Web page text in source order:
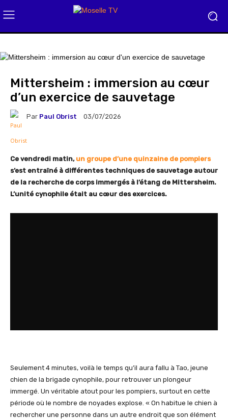
Mittersheim : immersion au cœur
d’un exercice de sauvetage
Par Paul Obrist 03/07/2026
Ce vendredi matin, un groupe d’une quinzaine de pompiers
s’est entraîné à différentes techniques de sauvetage autour
de la recherche de corps immergés à l’étang de Mittersheim.
L’unité cynophile était au cœur des exercices.
Seulement 4 minutes, voilà le temps qu’il aura fallu à Tao, jeune
chien de la brigade cynophile, pour retrouver un plongeur
immergé. Un véritable atout pour les pompiers, surtout en cette
période où le nombre de noyades explose. « On habitue le chien à
rechercher une personne dans un autre endroit que son élément